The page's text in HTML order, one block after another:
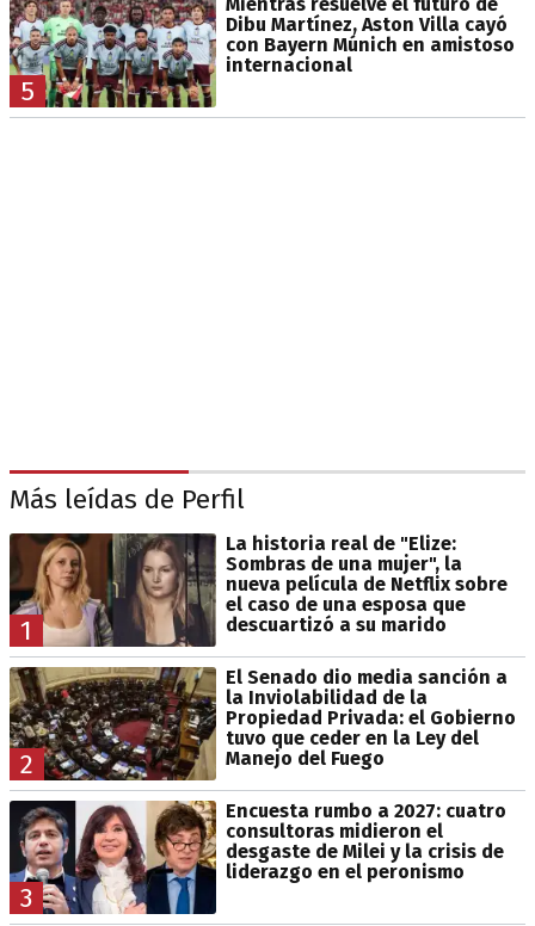
5
Dibu Martínez, Aston Villa cayó
con Bayern Múnich en amistoso
internacional
Más leídas de Perfil
1
La historia real de "Elize:
Sombras de una mujer", la
nueva película de Netflix sobre
el caso de una esposa que
descuartizó a su marido
2
El Senado dio media sanción a
la Inviolabilidad de la
Propiedad Privada: el Gobierno
tuvo que ceder en la Ley del
Manejo del Fuego
3
Encuesta rumbo a 2027: cuatro
consultoras midieron el
desgaste de Milei y la crisis de
liderazgo en el peronismo